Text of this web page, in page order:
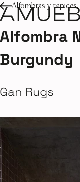
Alfombras y tapices
Alfombra
Burgundy
Gan Rugs